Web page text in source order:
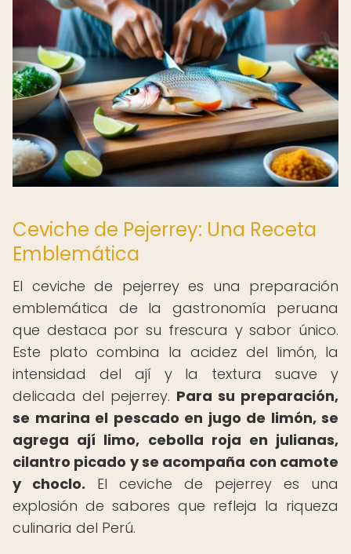
Ceviche de Pejerrey: Una Receta
Emblemática
El ceviche de pejerrey es una preparación
emblemática de la gastronomía peruana
que destaca por su frescura y sabor único.
Este plato combina la acidez del limón, la
intensidad del ají y la textura suave y
delicada del pejerrey. Para su preparación,
se marina el pescado en jugo de limón, se
agrega ají limo, cebolla roja en julianas,
cilantro picado y se acompaña con camote
y choclo. El ceviche de pejerrey es una
explosión de sabores que refleja la riqueza
culinaria del Perú.